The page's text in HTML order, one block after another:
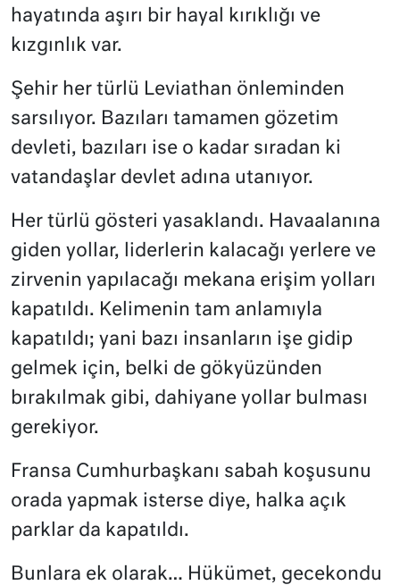
hayatında aşırı bir hayal kırıklığı ve
kızgınlık var.
Şehir her türlü Leviathan önleminden
sarsılıyor. Bazıları tamamen gözetim
devleti, bazıları ise o kadar sıradan ki
vatandaşlar devlet adına utanıyor.
Her türlü gösteri yasaklandı. Havaalanına
giden yollar, liderlerin kalacağı yerlere ve
zirvenin yapılacağı mekana erişim yolları
kapatıldı. Kelimenin tam anlamıyla
kapatıldı; yani bazı insanların işe gidip
gelmek için, belki de gökyüzünden
bırakılmak gibi, dahiyane yollar bulması
gerekiyor.
Fransa Cumhurbaşkanı sabah koşusunu
orada yapmak isterse diye, halka açık
parklar da kapatıldı.
Bunlara ek olarak… Hükümet, gecekondu